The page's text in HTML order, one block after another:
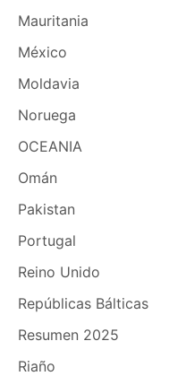
Mauritania
México
Moldavia
Noruega
OCEANIA
Omán
Pakistan
Portugal
Reino Unido
Repúblicas Bálticas
Resumen 2025
Riaño